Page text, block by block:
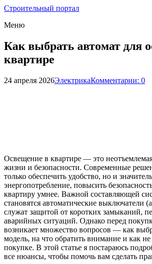
Строительный портал
Меню
Как выбрать автомат для
квартире
24 апреля 2026ЭлектрикаКомментарии: 0
Освещение в квартире — это
жизни и безопасности. Современные
только обеспечить удобство, но и
энергопотребление, повысить
квартиру умнее. Важной составляющей
становятся автоматические выключатели
служат защитой от коротких замыканий,
аварийных ситуаций. Однако перед
возникает множество вопросов — как
модель, на что обратить внимание и как
покупке. В этой статье я постараюсь
все нюансы, чтобы помочь вам сделать